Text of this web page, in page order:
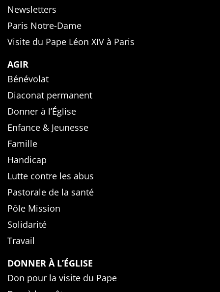
Newsletters
Paris Notre-Dame
Visite du Pape Léon XIV à Paris
AGIR
Bénévolat
Diaconat permanent
Donner à l’Église
Enfance & Jeunesse
Famille
Handicap
Lutte contre les abus
Pastorale de la santé
Pôle Mission
Solidarité
Travail
DONNER À L’ÉGLISE
Don pour la visite du Pape